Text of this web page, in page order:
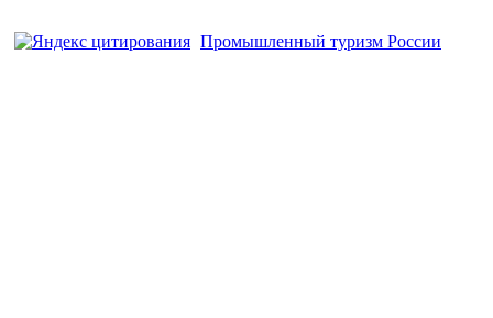
Промышленный туризм России